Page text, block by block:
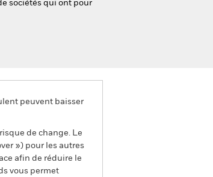
sociétés qui ont pour
peuvent baisser
de change. Le
») pour les autres
afin de réduire le
vous permet